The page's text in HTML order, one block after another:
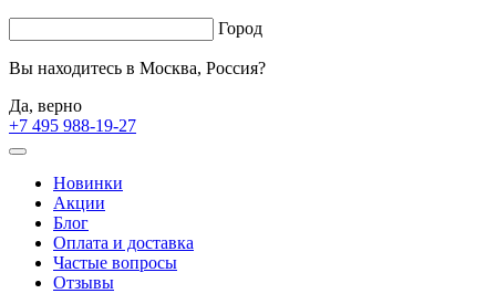
Город
Вы находитесь в Москва, Россия?
Да, верно
+7 495 988-19-27
Новинки
Акции
Блог
Оплата и доставка
Частые вопросы
Отзывы